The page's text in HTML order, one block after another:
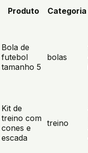
Produto
Categoria
Bola de
futebol
tamanho 5
bolas
Kit de
treino com
cones e
escada
treino